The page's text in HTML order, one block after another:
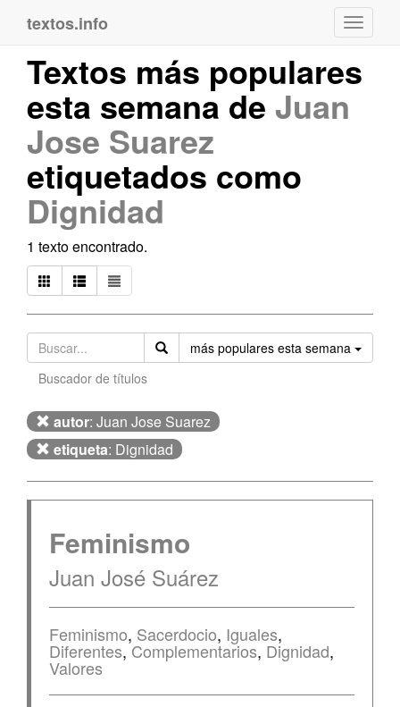
textos.info
Textos más populares
esta semana de Juan
Jose Suarez
etiquetados como
Dignidad
1 texto encontrado.
más populares esta semana
Buscador de títulos
autor: Juan Jose Suarez
etiqueta: Dignidad
Feminismo
Juan José Suárez
Feminismo, Sacerdocio, Iguales,
Diferentes,Complementarios, Dignidad,
Valores